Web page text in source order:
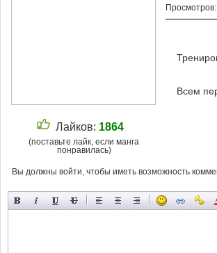
Лайков: 1864
(поставьте лайк, если манга
понравилась)
Всем
Вы должны войти, чтобы иметь возможность